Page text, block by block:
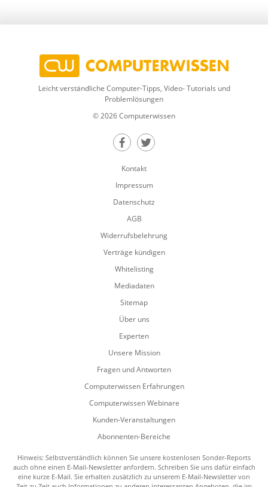
Leicht verständliche Computer-Tipps, Video- Tutorials und
Problemlösungen
© 2026 Computerwissen
Teilen auf Facebook
Teilen auf Twitter
Kontakt
Impressum
Datenschutz
AGB
Widerrufsbelehrung
Verträge kündigen
Whitelisting
Mediadaten
Sitemap
Über uns
Experten
Unsere Mission
Fragen und Antworten
Computerwissen Erfahrungen
Computerwissen Webinare
Kunden-Veranstaltungen
Abonnenten-Bereiche
Hinweis: Selbstverständlich können Sie unsere kostenlosen Sonder-Reports
auch ohne einen E-Mail-Newsletter anfordern. Schreiben Sie uns dafür einfach
eine kurze E-Mail. Sie erhalten zusätzlich zu unserem E-Mail-Newsletter von